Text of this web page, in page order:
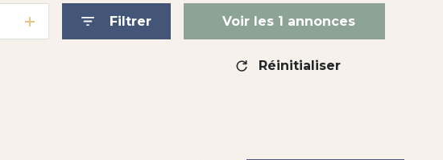
Filtrer Voir les 1 annonces
Réinitialiser